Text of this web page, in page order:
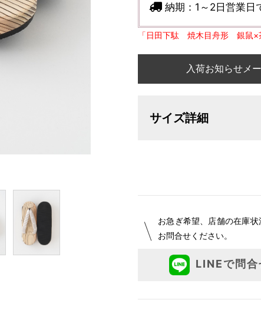
納期： 1～2日営業日
「日田下駄 焼木目舟形 銀鼠×
入荷お知らせメ
サイズ詳細
お急ぎ希望、店舗の在庫
お問合せください。
LINEで問合